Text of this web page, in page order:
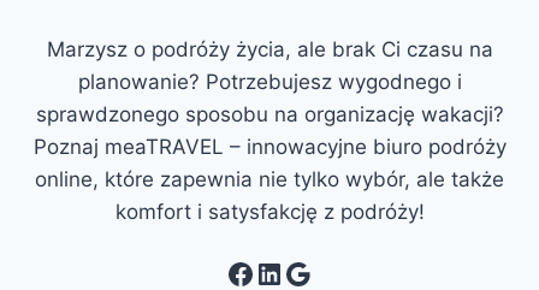
Marzysz o podróży życia, ale brak Ci czasu na
planowanie? Potrzebujesz wygodnego i
sprawdzonego sposobu na organizację wakacji?
Poznaj meaTRAVEL – innowacyjne biuro podróży
online, które zapewnia nie tylko wybór, ale także
komfort i satysfakcję z podróży!
Facebook
LinkedIn
Google